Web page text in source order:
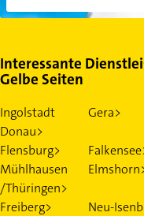
Interessante
Gelbe Seiten
Ingolstadt
Donau>
Gera>
Flensburg>
Mühlhausen
/Thüringen>
Freiberg>
Neu-